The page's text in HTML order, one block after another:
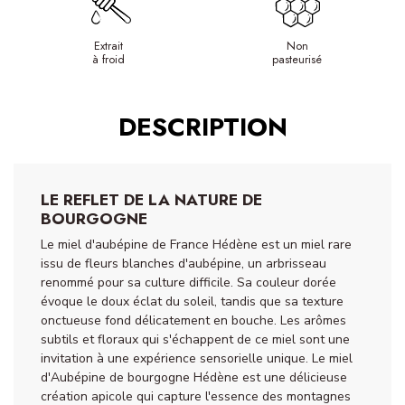
Extrait
à froid
Non
pasteurisé
DESCRIPTION
LE REFLET DE LA NATURE DE
BOURGOGNE
Le miel d'aubépine de France Hédène est un miel rare
issu de fleurs blanches d'aubépine, un arbrisseau
renommé pour sa culture difficile. Sa couleur dorée
évoque le doux éclat du soleil, tandis que sa texture
onctueuse fond délicatement en bouche. Les arômes
subtils et floraux qui s'échappent de ce miel sont une
invitation à une expérience sensorielle unique. Le miel
d'Aubépine de bourgogne Hédène est une délicieuse
création apicole qui capture l'essence des montagnes